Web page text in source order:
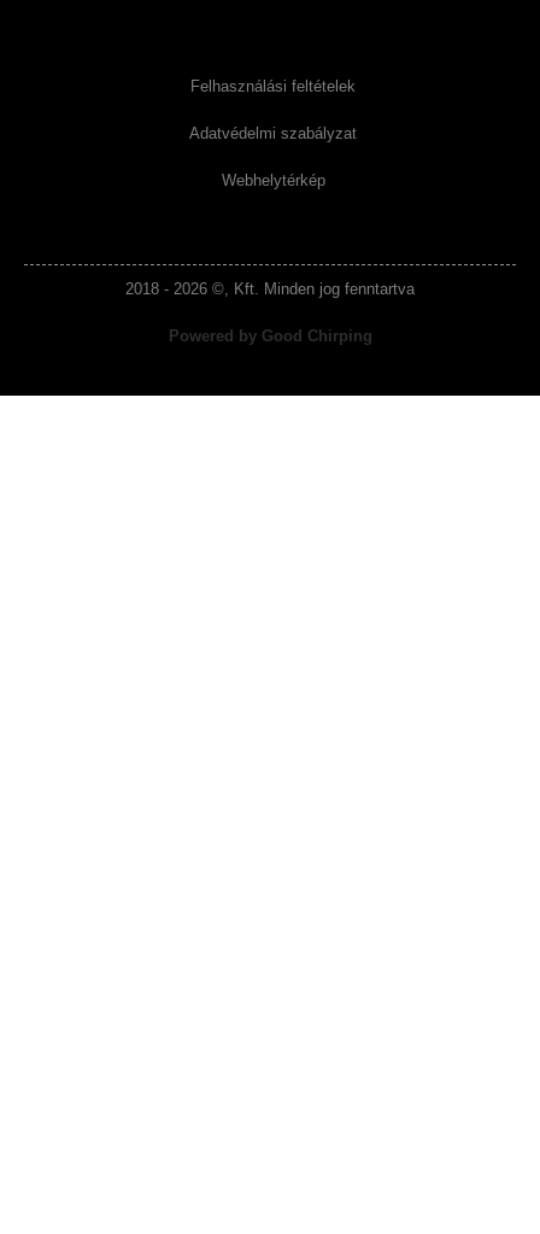
Felhasználási feltételek
Adatvédelmi szabályzat
Webhelytérkép
2018 - 2026 ©, Kft. Minden jog fenntartva
Powered by Good Chirping